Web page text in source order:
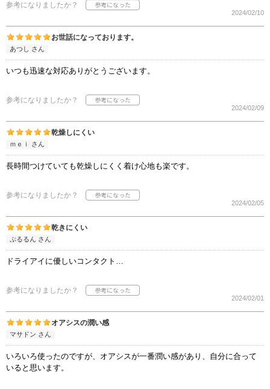
参考になりましたか？
2024/02/10
お世話になっております。
あつし さん
いつも迅速な対応ありがとうございます。
参考になりましたか？
2024/02/09
乾燥しにくい
ｍｅｉ さん
長時間つけていても乾燥しにくく着け心地も楽です。
参考になりましたか？
2024/02/05
乾きにくい
ぷるるん さん
ドライアイに優しいコンタクト…
参考になりましたか？
2024/02/01
オアシスの潤い感
マサドン さん
いろいろ使ったのですが、オアシスが一番潤い感があり、自分に合って
いると思います。